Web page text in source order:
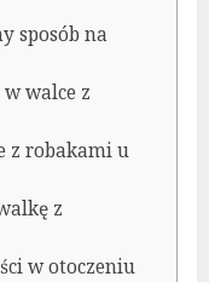
sposób na
w walce z
z robakami u
z
w otoczeniu